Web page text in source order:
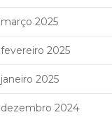
março 2025
fevereiro 2025
janeiro 2025
dezembro 2024